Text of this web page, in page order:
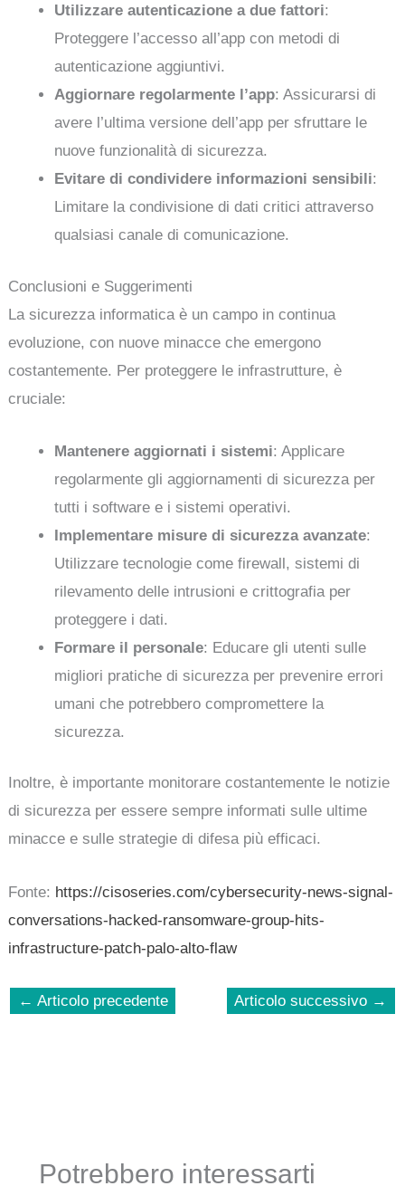
Utilizzare autenticazione a due fattori:
Proteggere l’accesso all’app con metodi di
autenticazione aggiuntivi.
Aggiornare regolarmente l’app: Assicurarsi di
avere l’ultima versione dell’app per sfruttare le
nuove funzionalità di sicurezza.
Evitare di condividere informazioni sensibili:
Limitare la condivisione di dati critici attraverso
qualsiasi canale di comunicazione.
Conclusioni e Suggerimenti
La sicurezza informatica è un campo in continua
evoluzione, con nuove minacce che emergono
costantemente. Per proteggere le infrastrutture, è
cruciale:
Mantenere aggiornati i sistemi: Applicare
regolarmente gli aggiornamenti di sicurezza per
tutti i software e i sistemi operativi.
Implementare misure di sicurezza avanzate:
Utilizzare tecnologie come firewall, sistemi di
rilevamento delle intrusioni e crittografia per
proteggere i dati.
Formare il personale: Educare gli utenti sulle
migliori pratiche di sicurezza per prevenire errori
umani che potrebbero compromettere la
sicurezza.
Inoltre, è importante monitorare costantemente le notizie
di sicurezza per essere sempre informati sulle ultime
minacce e sulle strategie di difesa più efficaci.
Fonte: https://cisoseries.com/cybersecurity-news-signal-
conversations-hacked-ransomware-group-hits-
infrastructure-patch-palo-alto-flaw
← Articolo precedente Articolo successivo →
Potrebbero interessarti